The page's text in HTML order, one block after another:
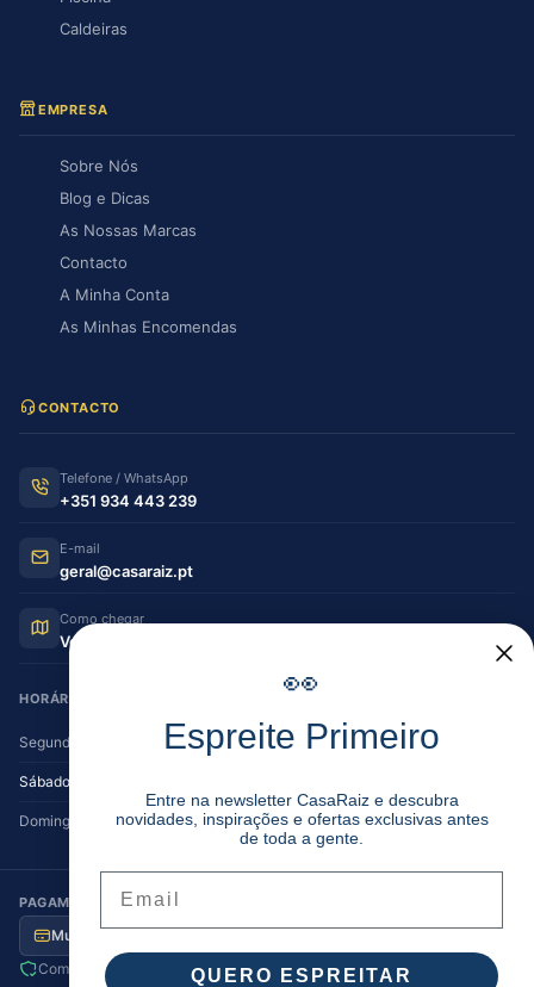
Caldeiras
EMPRESA
Sobre Nós
Blog e Dicas
As Nossas Marcas
Contacto
A Minha Conta
As Minhas Encomendas
CONTACTO
Telefone / WhatsApp
+351 934 443 239
E-mail
geral@casaraiz.pt
Como chegar
Ver no Google Maps
HORÁRIO DE FUNCIONAMENTO
Segunda — Sexta 08:30–12:30 | 14:00–19:30
Sábado
Domingo Encerrado
PAGAMENTO SEGURO
Multibanco
Compra segura
Envio para Portugal
👀
Espreite Primeiro
Entre na newsletter CasaRaiz e descubra
novidades, inspirações e ofertas exclusivas antes
de toda a gente.
QUERO ESPREITAR